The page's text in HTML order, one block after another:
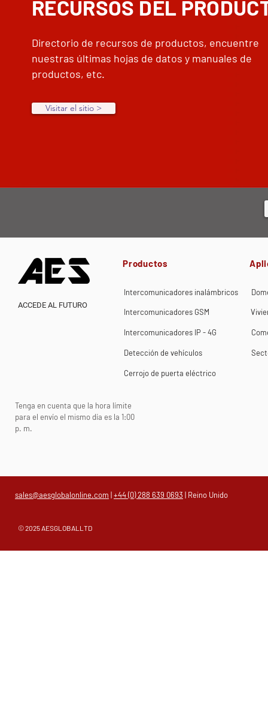
RECURSOS DEL
Directorio de recursos de productos, encuentre
nuestras últimas hojas de datos y manuales de
productos, etc.
Visitar el sitio >
Productos
Intercomunicadores inalámbricos
ACCEDE AL FUTURO
Intercomunicadores GSM
Intercomunicadores IP - 4G
Detección de vehículos
Cerrojo de puerta eléctrico
Tenga en cuenta que la hora límite
para el envío el mismo día es la 1:00
p. m.
sales@aesglobalonline.com |+44 (0) 288 639 0693 | Reino Unido
© 2025 AESGLOBALLTD